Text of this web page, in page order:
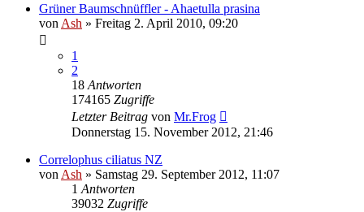
Grüner Baumschnüffler - Ahaetulla prasina
von Ash » Freitag 2. April 2010, 09:20
1
2
18 Antworten
174165 Zugriffe
Letzter Beitrag von Mr.Frog
Donnerstag 15. November 2012, 21:46
Correlophus ciliatus NZ
von Ash » Samstag 29. September 2012, 11:07
1 Antworten
39032 Zugriffe